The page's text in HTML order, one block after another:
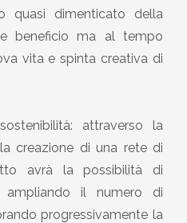
quasi dimenticato della
beneficio ma al tempo
vita e spinta creativa di
attraverso la
creazione di una rete di
avrà la possibilità di
ampliando il numero di
progressivamente la